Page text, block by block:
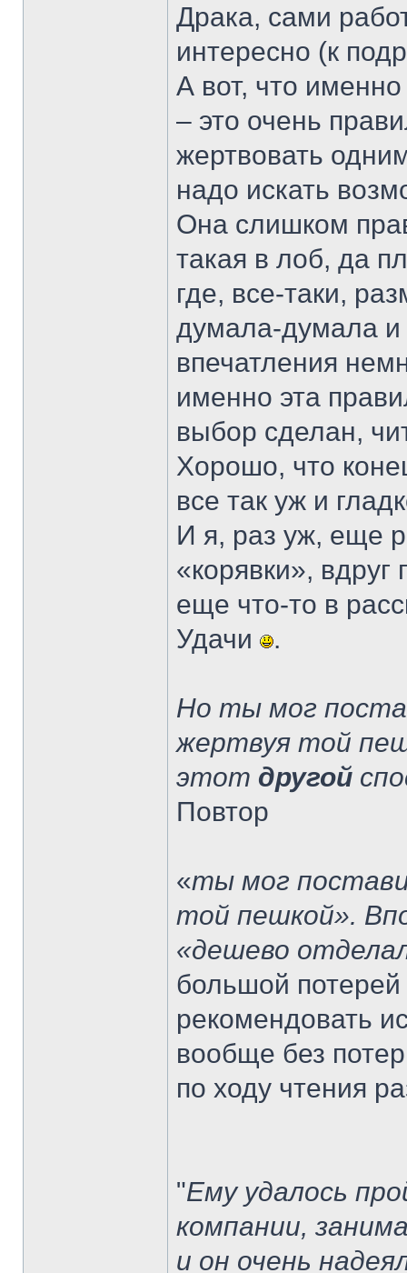
Драка, сами
интересно (к
А вот, что
– это очень
жертвовать
надо искать
Она слишком
такая в лоб, да
где, все-таки,
думала-думала
впечатления
именно эта
выбор сделан,
Хорошо, что
все так уж и
И я, раз уж, еще
«корявки», вдруг
еще что-то в
Удачи
.
Но ты мог
жертвуя той
этот другой
Повтор
«ты мог
той пешкой».
«дешево
большой
рекомендовать
вообще без
по ходу чтения
"Ему удалось
компании,
и он очень